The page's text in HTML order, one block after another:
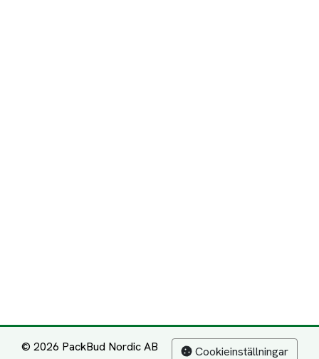
© 2026 PackBud Nordic AB Cookieinställningar